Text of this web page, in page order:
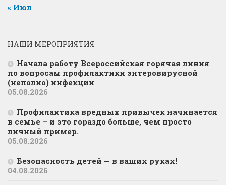
« Июл
НАШИ МЕРОПРИЯТИЯ
Начала работу Всероссийская горячая линия
по вопросам профилактики энтеровирусной
(неполио) инфекции
05.08.2026
Профилактика вредных привычек начинается
в семье – и это гораздо больше, чем просто
личный пример.
05.08.2026
Безопасность детей — в ваших руках!
04.08.2026